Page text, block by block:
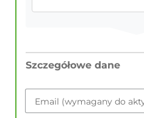
Szczegółowe dane
Email (wymagany do